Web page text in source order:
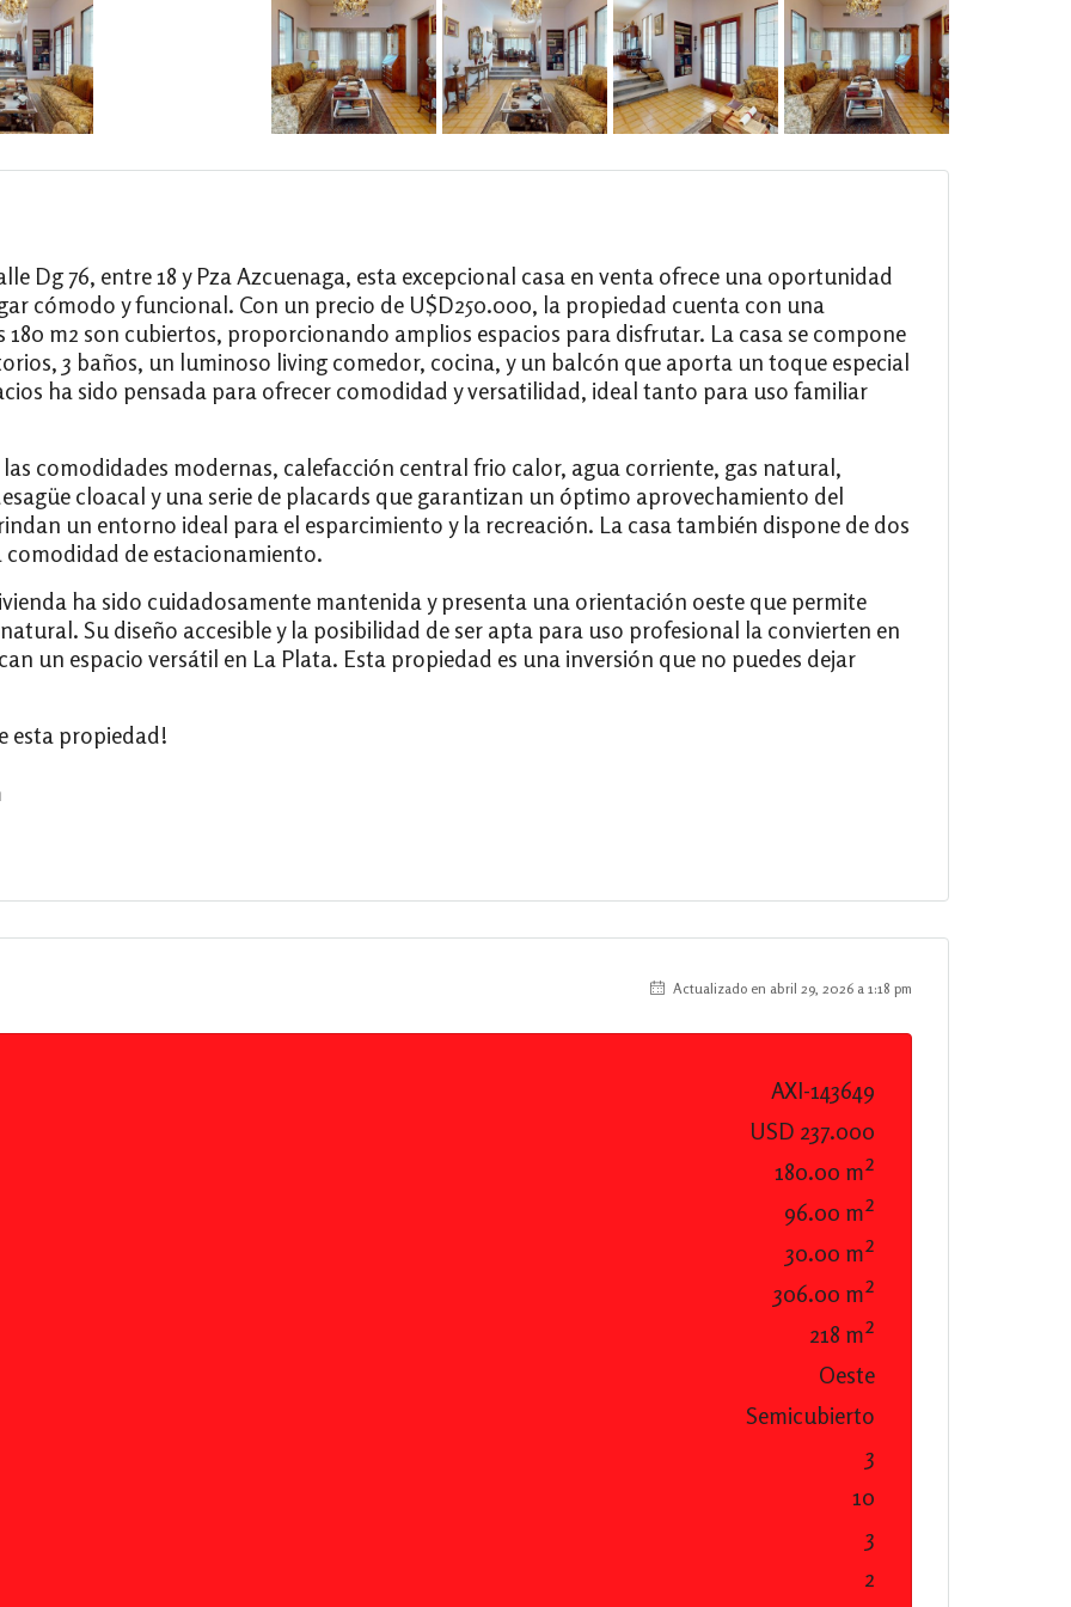
Dg 76, entre 18 y Pza Azcuenaga, esta excepcional casa en venta ofrece una oportunidad
cómodo y funcional. Con un precio de U$D250.000, la propiedad cuenta con una
180 m2 son cubiertos, proporcionando amplios espacios para disfrutar. La casa se compone
3 baños, un luminoso living comedor, cocina, y un balcón que aporta un toque especial
ha sido pensada para ofrecer comodidad y versatilidad, ideal tanto para uso familiar
comodidades modernas, calefacción central frio calor, agua corriente, gas natural,
cloacal y una serie de placards que garantizan un óptimo aprovechamiento del
un entorno ideal para el esparcimiento y la recreación. La casa también dispone de dos
de estacionamiento.
ha sido cuidadosamente mantenida y presenta una orientación oeste que permite
Su diseño accesible y la posibilidad de ser apta para uso profesional la convierten en
un espacio versátil en La Plata. Esta propiedad es una inversión que no puedes dejar
esta propiedad!
Actualizado en abril 29, 2026 a 1:18 pm
AXI-143649
USD 237.000
180.00 m²
96.00 m²
30.00 m²
306.00 m²
218 m²
Oeste
Semicubierto
3
10
3
2